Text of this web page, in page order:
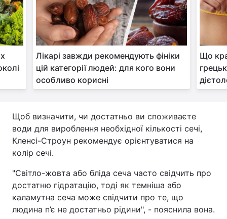
Лікарі завжди рекомендують фініки
цій категорії людей: для кого вони
особливо корисні
Що
Щоб визначити, чи достатньо ви споживаєте
води для вироблення необхідної кількості сечі,
Кленсі-Строун рекомендує орієнтуватися на
колір сечі.
"Світло-жовта або бліда сеча часто свідчить про
достатню гідратацію, тоді як темніша або
каламутна сеча може свідчити про те, що
людина п’є не достатньо рідини", - пояснила вона.